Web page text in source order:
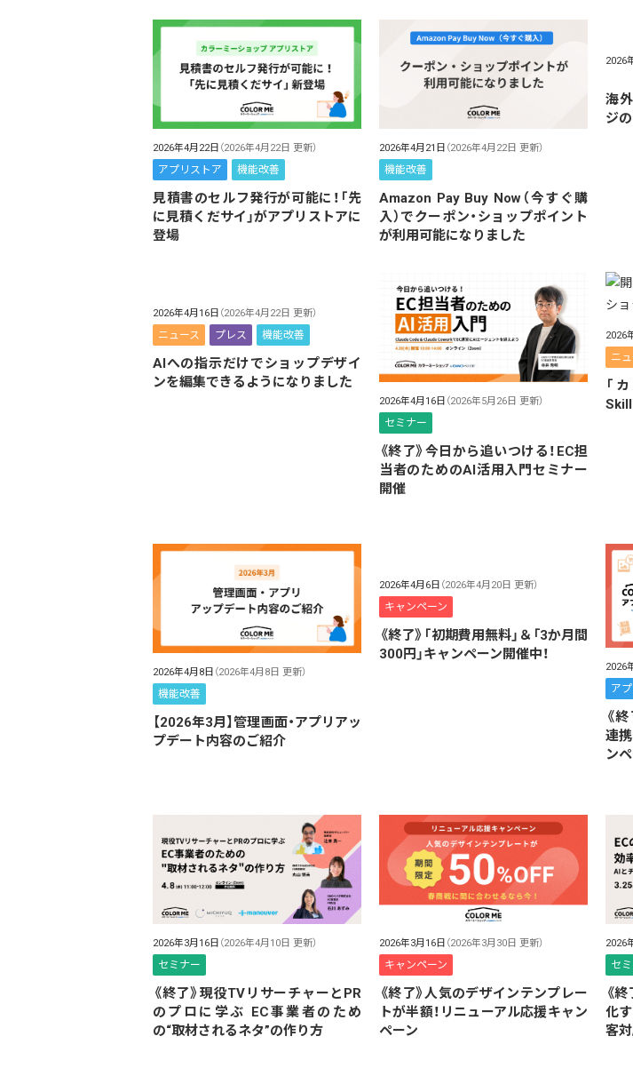
2026年4月22日 （2026年4月22日 更新）
アプリストア 機能改善
見積書のセルフ発行が可能に！「先
に見積くだサイ」がアプリストアに
登場
2026年4月21日 （2026年4月22日 更新）
機能改善
Amazon Pay Buy Now（今すぐ購
入）でクーポン・ショップポイント
が利用可能になりました
2026
海
ジ
2026年4月16日 （2026年4月22日 更新）
ニュース プレス 機能改善
AIへの指示だけでショップデザイ
ンを編集できるようになりました
2026年4月16日 （2026年5月26日 更新）
セミナー
《終了》今日から追いつける！EC担
当者のためのAI活用入門セミナー
開催
2026
ニ
「
2026年4月8日 （2026年4月8日 更新）
機能改善
【2026年3月】管理画面・アプリアッ
プデート内容のご紹介
2026年4月6日 （2026年4月20日 更新）
キャンペーン
《終了》「初期費用無料」＆「3か月間
300円」キャンペーン開催中！
2026
ア
《
連
ン
2026年3月16日 （2026年4月10日 更新）
セミナー
《終了》現役TVリサーチャーとPR
のプロに学ぶ EC事業者のため
の“取材されるネタ”の作り方
2026年3月16日 （2026年3月30日 更新）
キャンペーン
《終了》人気のデザインテンプレー
トが半額！リニューアル応援キャン
ペーン
2026
セ
《
化
客